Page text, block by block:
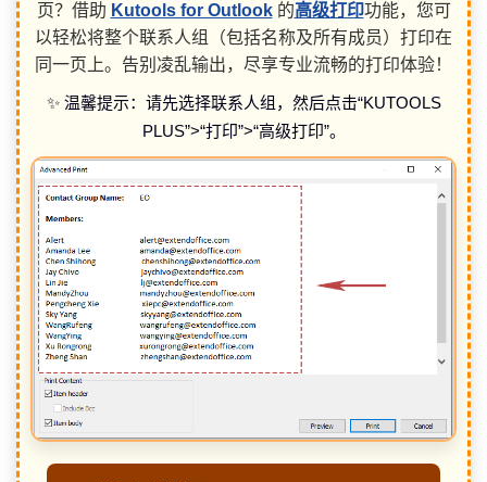
页？借助 Kutools for Outlook的高级打印功能，您可
以轻松将整个联系人组（包括名称及所有成员）打印在
同一页上。告别凌乱输出，尽享专业流畅的打印体验！
✨ 温馨提示：请先选择联系人组，然后点击“KUTOOLS
PLUS”>“打印”>“高级打印”。